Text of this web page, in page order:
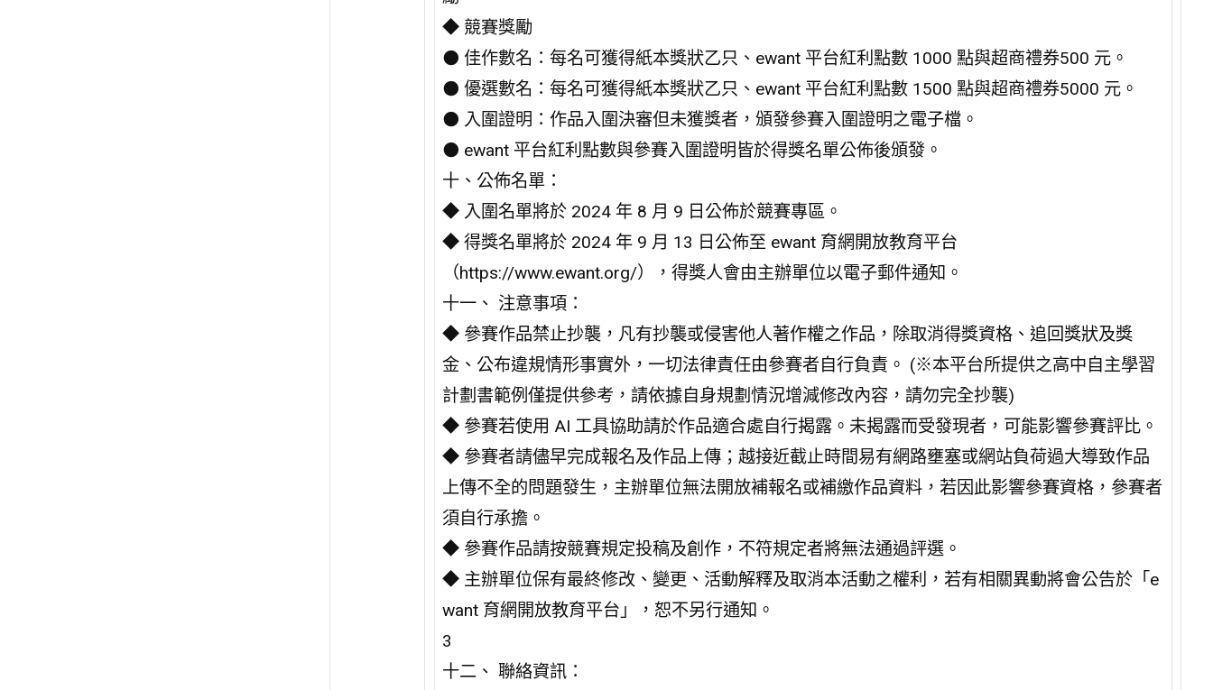
◆ 競賽獎勵
⚫ 佳作數名：每名可獲得紙本獎狀乙只、ewant 平台紅利點數 1000 點與超商禮券500 元。
⚫ 優選數名：每名可獲得紙本獎狀乙只、ewant 平台紅利點數 1500 點與超商禮券5000 元。
⚫ 入圍證明：作品入圍決審但未獲獎者，頒發參賽入圍證明之電子檔。
⚫ ewant 平台紅利點數與參賽入圍證明皆於得獎名單公佈後頒發。
十、公佈名單：
◆ 入圍名單將於 2024 年 8 月 9 日公佈於競賽專區。
◆ 得獎名單將於 2024 年 9 月 13 日公佈至 ewant 育網開放教育平台
（https://www.ewant.org/），得獎人會由主辦單位以電子郵件通知。
十一、 注意事項：
◆ 參賽作品禁止抄襲，凡有抄襲或侵害他人著作權之作品，除取消得獎資格、追回獎狀及獎
金、公布違規情形事實外，一切法律責任由參賽者自行負責。 (※本平台所提供之高中自主學習
計劃書範例僅提供參考，請依據自身規劃情況增減修改內容，請勿完全抄襲)
◆ 參賽若使用 AI 工具協助請於作品適合處自行揭露。未揭露而受發現者，可能影響參賽評比。
◆ 參賽者請儘早完成報名及作品上傳；越接近截止時間易有網路壅塞或網站負荷過大導致作品
上傳不全的問題發生，主辦單位無法開放補報名或補繳作品資料，若因此影響參賽資格，參賽者
須自行承擔。
◆ 參賽作品請按競賽規定投稿及創作，不符規定者將無法通過評選。
◆ 主辦單位保有最終修改、變更、活動解釋及取消本活動之權利，若有相關異動將會公告於「e
want 育網開放教育平台」，恕不另行通知。
3
十二、 聯絡資訊：